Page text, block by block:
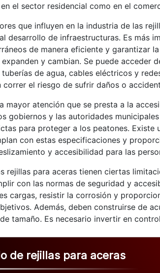
el sector residencial como en el
que influyen en la industria de las
desarrollo de infraestructuras. Es más
de manera eficiente y garantizar
y cambian. Se puede acceder
de agua, cables eléctricos y
correr el riesgo de sufrir daños o
mayor atención que se presta a la
gobiernos y las autoridades
para proteger a los peatones. Existe
con estas especificaciones y
y accesibilidad para las
rejillas para aceras tienen ciertas
con las normas de seguridad y
cargas, resistir la corrosión y
Además, deben construirse de
tamaño. Es necesario invertir en
de rejillas para aceras